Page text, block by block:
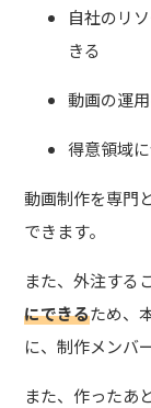
自社のリ
きる
動画の運
得意領域
動画制作を専門
できます。
また、外注する
にできるため、
に、制作メンバ
また、作ったあ